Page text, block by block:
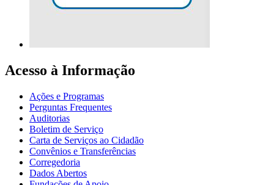
Acesso à Informação
Ações e Programas
Perguntas Frequentes
Auditorias
Boletim de Serviço
Carta de Serviços ao Cidadão
Convênios e Transferências
Corregedoria
Dados Abertos